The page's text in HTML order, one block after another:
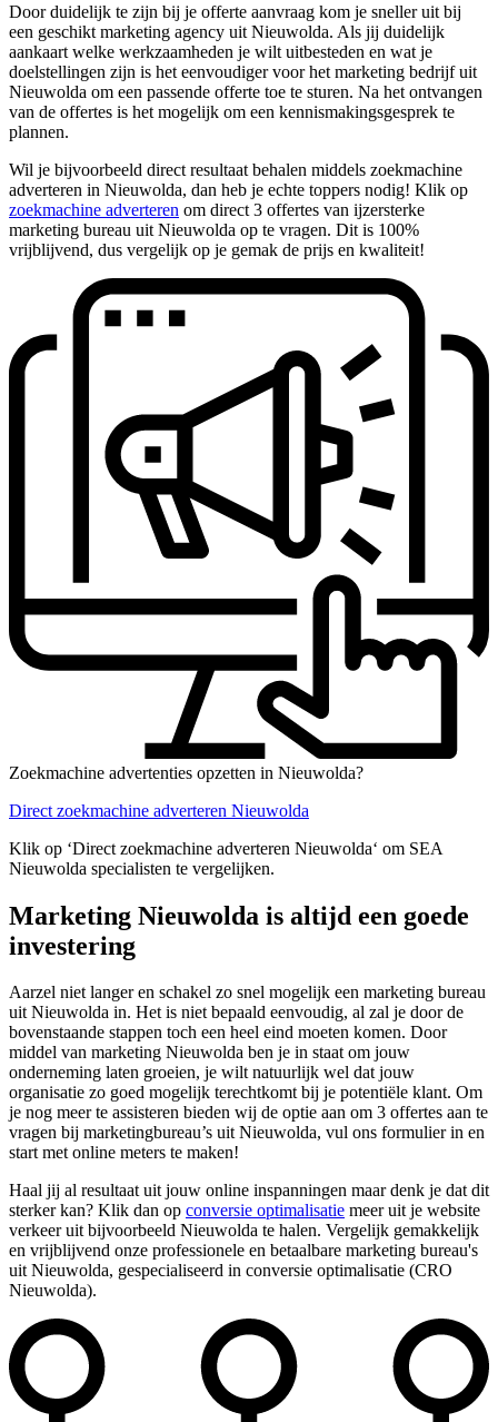
Door duidelijk te zijn bij je offerte aanvraag kom je sneller uit bij
een geschikt marketing agency uit Nieuwolda. Als jij duidelijk
aankaart welke werkzaamheden je wilt uitbesteden en wat je
doelstellingen zijn is het eenvoudiger voor het marketing bedrijf uit
Nieuwolda om een passende offerte toe te sturen. Na het ontvangen
van de offertes is het mogelijk om een kennismakingsgesprek te
plannen.
Wil je bijvoorbeeld direct resultaat behalen middels zoekmachine
adverteren in Nieuwolda, dan heb je echte toppers nodig! Klik op
zoekmachine adverteren om direct 3 offertes van ijzersterke
marketing bureau uit Nieuwolda op te vragen. Dit is 100%
vrijblijvend, dus vergelijk op je gemak de prijs en kwaliteit!
Zoekmachine advertenties opzetten in Nieuwolda?
Direct zoekmachine adverteren Nieuwolda
Klik op ‘Direct zoekmachine adverteren Nieuwolda‘ om SEA
Nieuwolda specialisten te vergelijken.
Marketing Nieuwolda is altijd een goede
investering
Aarzel niet langer en schakel zo snel mogelijk een marketing bureau
uit Nieuwolda in. Het is niet bepaald eenvoudig, al zal je door de
bovenstaande stappen toch een heel eind moeten komen. Door
middel van marketing Nieuwolda ben je in staat om jouw
onderneming laten groeien, je wilt natuurlijk wel dat jouw
organisatie zo goed mogelijk terechtkomt bij je potentiële klant. Om
je nog meer te assisteren bieden wij de optie aan om 3 offertes aan te
vragen bij marketingbureau’s uit Nieuwolda, vul ons formulier in en
start met online meters te maken!
Haal jij al resultaat uit jouw online inspanningen maar denk je dat dit
sterker kan? Klik dan op conversie optimalisatie meer uit je website
verkeer uit bijvoorbeeld Nieuwolda te halen. Vergelijk gemakkelijk
en vrijblijvend onze professionele en betaalbare marketing bureau's
uit Nieuwolda, gespecialiseerd in conversie optimalisatie (CRO
Nieuwolda).